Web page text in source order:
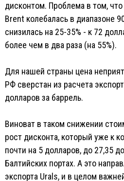
дисконтом. Проблема в том,
Brent колебалась в диапазоне
снизилась на 25-35% - к 72
более чем в два раза (на 55%).
Для нашей страны цена
РФ сверстан из расчета
долларов за баррель.
Виноват в таком снижении
рост дисконта, который уже к
почти на 5 долларов, до 27,35
Балтийских портах. А это
экспорта Urals, и в целом